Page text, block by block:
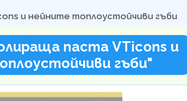
и нейните топлоустойчиви гъби
паста VTicons и
гъби"